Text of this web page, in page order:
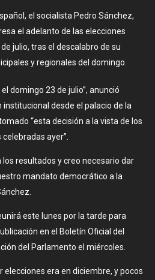
el socialista Pedro Sánchez,
el adelanto de las elecciones
julio, tras el descalabro de su
y regionales del domingo.
domingo 23 de julio”, anunció
desde el palacio de la
“esta decisión a la vista de los
ayer”.
resultados y creo necesario dar
mandato democrático a la
este lunes por la tarde para
en el Boletín Oficial del
del Parlamento el miércoles.
elecciones era en diciembre, y pocos